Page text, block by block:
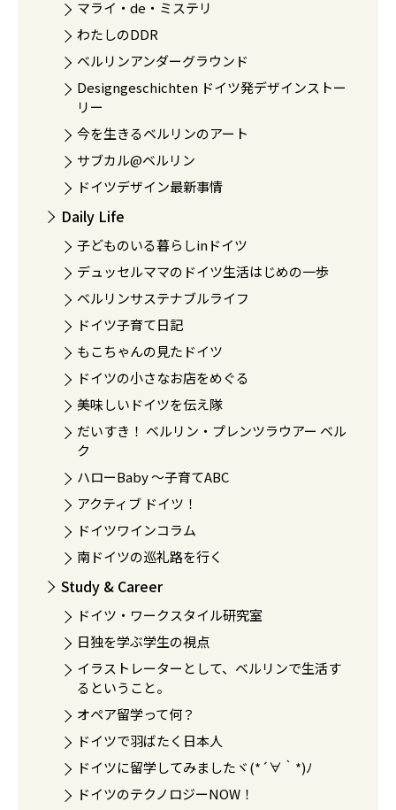
マライ・de・ミステリ
わたしのDDR
ベルリンアンダーグラウンド
Designgeschichten ドイツ発デザインストー
リー
今を生きるベルリンのアート
サブカル@ベルリン
ドイツデザイン最新事情
Daily Life
子どものいる暮らしinドイツ
デュッセルママのドイツ生活はじめの一歩
ベルリンサステナブルライフ
ドイツ子育て日記
もこちゃんの見たドイツ
ドイツの小さなお店をめぐる
美味しいドイツを伝え隊
だいすき！ ベルリン・プレンツラウアー ベル
ク
ハローBaby 〜子育てABC
アクティブ ドイツ！
ドイツワインコラム
南ドイツの巡礼路を行く
Study & Career
ドイツ・ワークスタイル研究室
日独を学ぶ学生の視点
イラストレーターとして、ベルリンで生活す
るということ。
オペア留学って何？
ドイツで羽ばたく日本人
ドイツに留学してみましたヾ(*´∀｀*)ﾉ
ドイツのテクノロジーNOW！